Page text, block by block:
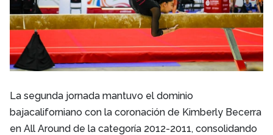
La segunda jornada mantuvo el dominio
bajacaliforniano con la coronación de Kimberly Becerra
en All Around de la categoría 2012-2011, consolidando